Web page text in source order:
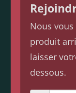
Nous
produit
laisser
dessous.